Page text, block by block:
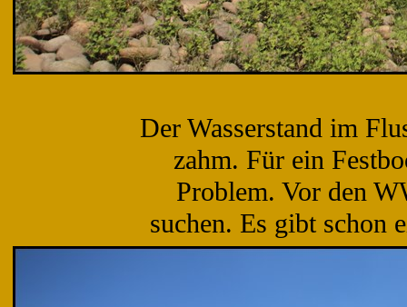
Der Wasserstand im
zahm. Für ein
Problem. Vor den
suchen. Es gibt schon